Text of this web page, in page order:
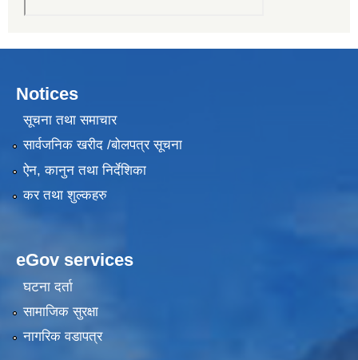
Notices
सूचना तथा समाचार
सार्वजनिक खरीद /बोलपत्र सूचना
ऐन, कानुन तथा निर्देशिका
कर तथा शुल्कहरु
eGov services
घटना दर्ता
सामाजिक सुरक्षा
नागरिक वडापत्र